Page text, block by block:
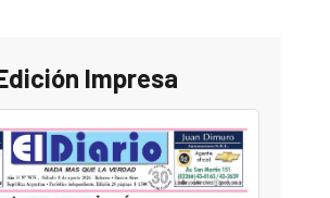
Impresa